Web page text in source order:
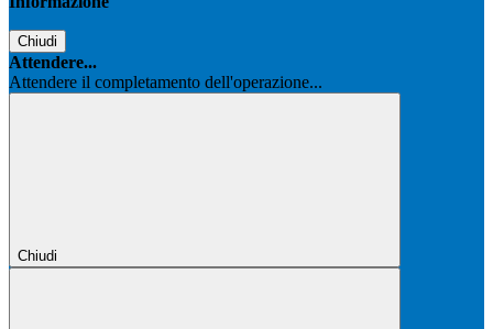
Chiudi
Attendere...
Attendere il completamento dell'operazione...
Chiudi